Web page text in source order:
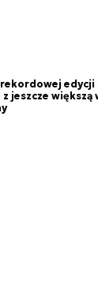
rekordowej
jeszcze większą